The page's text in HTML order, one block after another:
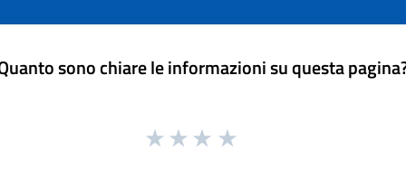
sono chiare le informazioni su questa